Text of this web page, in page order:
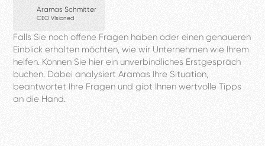
Aramas Schmitter
CEO VIsioned
Falls Sie noch offene Fragen haben oder einen genaueren
Einblick erhalten möchten, wie wir Unternehmen wie Ihrem
helfen. Können Sie hier ein unverbindliches Erstgespräch
buchen. Dabei analysiert Aramas Ihre Situation,
beantwortet Ihre Fragen und gibt Ihnen wertvolle Tipps
an die Hand.